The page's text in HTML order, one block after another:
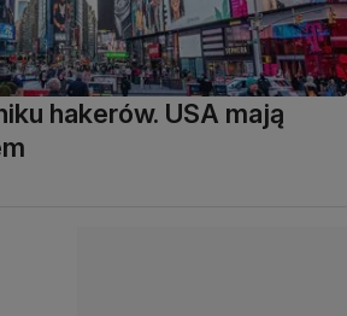
hakerów. USA mają